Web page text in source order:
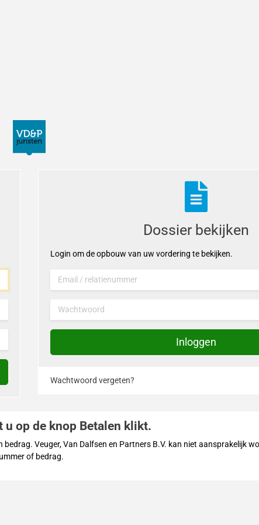
Deb2portal
Dossier bekijken
Login om de opbouw van uw vordering te bekijken.
Email / relatienummer
Wachtwoord
Inloggen
Wachtwoord vergeten?
u op de knop Betalen klikt.
Veuger, Van Dalfsen en Partners B.V. kan niet aansprakelijk
of bedrag.